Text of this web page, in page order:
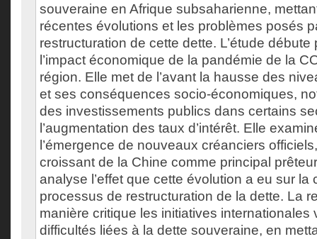
souveraine en Afrique subsaharienne,
récentes évolutions et les problèmes posés
restructuration de cette dette. L’étude
l’impact économique de la pandémie de la
région. Elle met de l’avant la hausse des
et ses conséquences socio-économiques,
des investissements publics dans certains
l’augmentation des taux d’intérêt. Elle
l’émergence de nouveaux créanciers
croissant de la Chine comme principal
analyse l’effet que cette évolution a eu sur la
processus de restructuration de la dette. La
manière critique les initiatives internationales
difficultés liées à la dette souveraine, en